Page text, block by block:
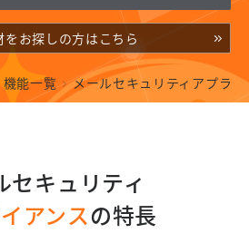
をお探しの方はこちら
機能一覧 メールセキュリティアプライ
セキュリティ
アンスの特長